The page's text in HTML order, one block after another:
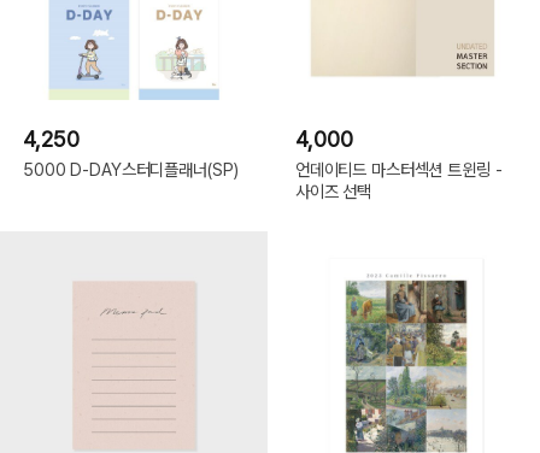
4,250
5000 D-DAY스터디플래너(SP)
4,000
언데이티드 마스터섹션 트윈링 -
사이즈 선택